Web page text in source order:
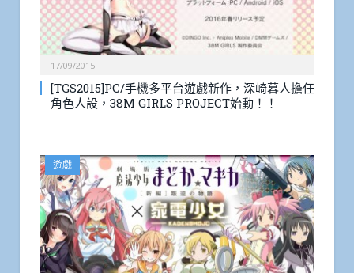
17/09/2015
[TGS2015]PC/手機多平台遊戲新作，深崎暮人擔任
角色人設，38M GIRLS PROJECT始動！！
遊戲